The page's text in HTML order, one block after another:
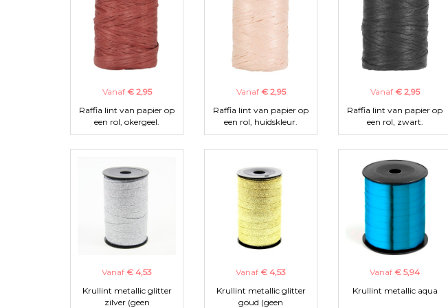
Vanaf € 2,95
Raffia lint van papier op
een rol, okergeel.
Vanaf € 2,95
Raffia lint van papier op
een rol, huidskleur.
Vanaf € 2,95
Raffia lint van papier op
een rol, zwart.
Vanaf € 4,53
Krullint metallic glitter
zilver (geen
Vanaf € 4,53
Krullint metallic glitter
goud (geen
Vanaf € 5,94
Krullint metallic aqua